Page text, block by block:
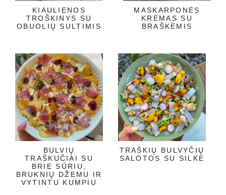
KIAULIENOS
TROŠKINYS SU
OBUOLIŲ SULTIMIS
MASKARPONĖS
KREMAS SU
BRAŠKĖMIS
BULVIŲ
TRAŠKUČIAI SU
BRIE SŪRIU,
BRUKNIŲ DŽEMU IR
VYTINTU KUMPIU
TRAŠKIŲ BULVYČIŲ
SALOTOS SU SILKE